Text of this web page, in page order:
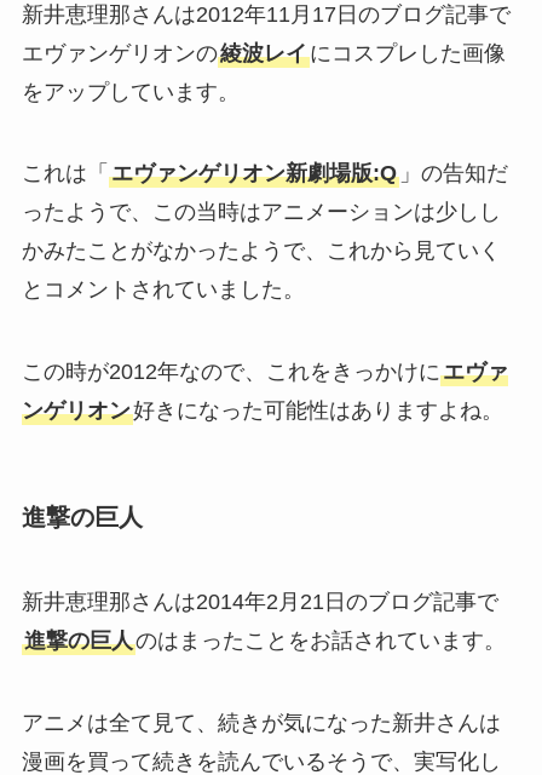
新井恵理那さんは2012年11月17日のブログ記事で
エヴァンゲリオンの綾波レイにコスプレした画像
をアップしています。
これは「 エヴァンゲリオン新劇場版:Q」の告知だ
ったようで、この当時はアニメーションは少しし
かみたことがなかったようで、これから見ていく
とコメントされていました。
この時が2012年なので、これをきっかけにエヴァ
ンゲリオン好きになった可能性はありますよね。
進撃の巨人
新井恵理那さんは2014年2月21日のブログ記事で
進撃の巨人のはまったことをお話されています。
アニメは全て見て、続きが気になった新井さんは
漫画を買って続きを読んでいるそうで、実写化し